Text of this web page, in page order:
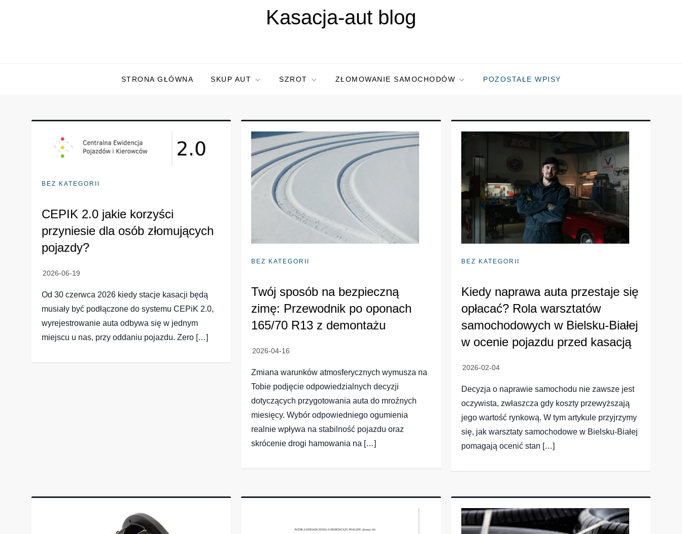
Kasacja-aut blog
STRONA GŁÓWNA SKUP AUT SZROT ZŁOMOWANIE SAMOCHODÓW POZOSTAŁE WPISY
BEZ KATEGORII
CEPIK 2.0 jakie korzyści
przyniesie dla osób złomujących
pojazdy?
Od 30 czerwca 2026 kiedy stacje kasacji będą
musiały być podłączone do systemu CEPiK 2.0,
wyrejestrowanie auta odbywa się w jednym
miejscu u nas, przy oddaniu pojazdu. Zero […]
BEZ KATEGORII
Twój sposób na bezpieczną
zimę: Przewodnik po oponach
165/70 R13 z demontażu
Zmiana warunków atmosferycznych wymusza na
Tobie podjęcie odpowiedzialnych decyzji
dotyczących przygotowania auta do mroźnych
miesięcy. Wybór odpowiedniego ogumienia
realnie wpływa na stabilność pojazdu oraz
skrócenie drogi hamowania na […]
BEZ KATEGORII
Kiedy naprawa auta przestaje się
opłacać? Rola warsztatów
samochodowych w Bielsku-Białej
w ocenie pojazdu przed kasacją
Decyzja o naprawie samochodu nie zawsze jest
oczywista, zwłaszcza gdy koszty przewyższają
jego wartość rynkową. W tym artykule przyjrzymy
się, jak warsztaty samochodowe w Bielsku-Białej
pomagają ocenić stan […]